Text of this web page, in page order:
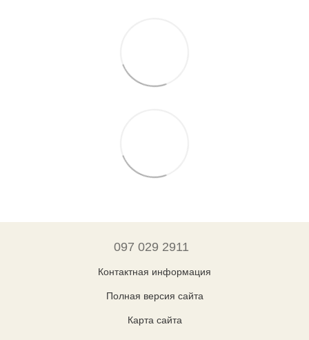
097 029 2911
Контактная информация
Полная версия сайта
Карта сайта